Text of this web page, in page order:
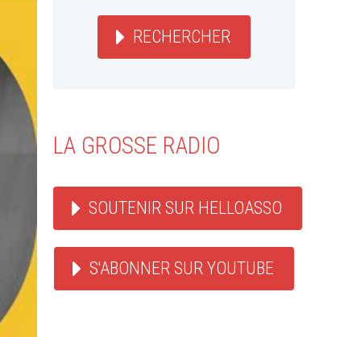
RECHERCHER
LA GROSSE RADIO
SOUTENIR SUR HELLOASSO
S'ABONNER SUR YOUTUBE